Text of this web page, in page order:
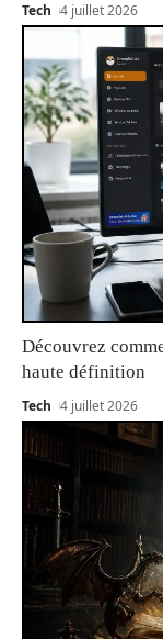
Tech 4 juillet 2026
Découvrez
haute définition
Tech 4 juillet 2026